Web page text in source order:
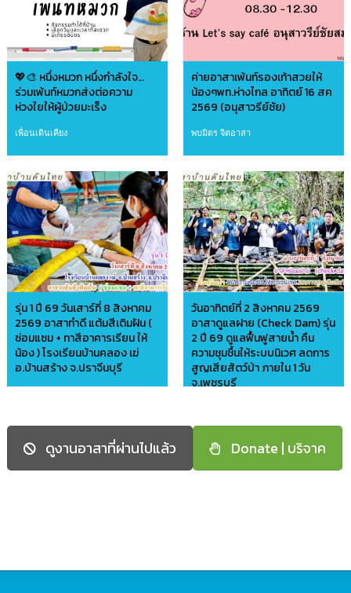
💖🎨 หนึ่งหมวก หนึ่งกำลังใจ…
ร่วมเพ้นท์หมวกส่งต่อความ
ห่วงใยให้ผู้ป่วยมะเร็ง
เพื่อนเดินเคียง
ค่ายอาสาเพ้นท์รองเท้าสวยให้
น้องๆพท.ห่างไกล อาทิตย์ 16 สค
2569 (อนุสาวรีย์ชัย)
พบมิตร จิตอาสา
รุ่น 1 ปี 69 วันเสาร์ที่ 8 สิงหาคม
2569 อาสาทำดี แต้มสีเติมฝัน (
ซ่อมแซม + ทาสีอาคารเรียน ให้
น้อง ) โรงเรียนบ้านคลอง เฆ่
อ.บ้านสร้าง จ.ปราจีนบุรี
วันอาทิตย์ที่ 2 สิงหาคม 2569
อาสาดูแลฝาย (Check Dam) รุ่น
2 ปี 69 ดูแลฟื้นฟูสายน้ำ คืน
ความชุมชื้นให้ระบบนิเวศ ลดการ
สูญเสียสัตว์ป่า ภายใน 1 วัน
จ.เพชรบุรี
ดูงานอาสาที่ผ่านไปแล้ว Donate | บริจาค